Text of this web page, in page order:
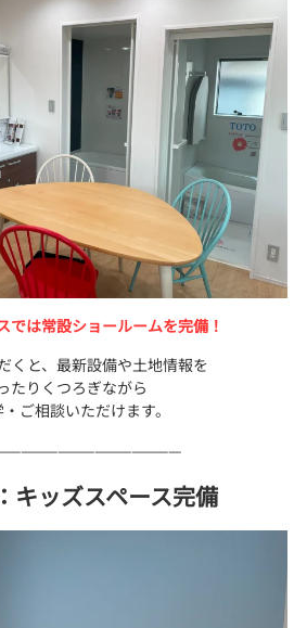
では常設ショールームを完備！
くと、最新設備や土地情報を
たりくつろぎながら
ご相談いただけます。
キッズスペース完備